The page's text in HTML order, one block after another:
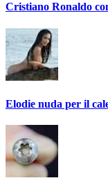
Cristiano Ronaldo
Elodie nuda per il